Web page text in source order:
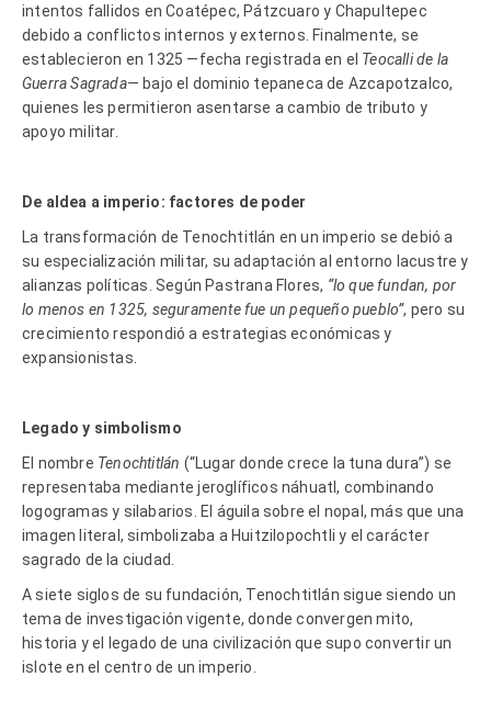
intentos fallidos en Coatépec, Pátzcuaro y Chapultepec
debido a conflictos internos y externos. Finalmente, se
establecieron en 1325 —fecha registrada en el Teocalli de la
Guerra Sagrada— bajo el dominio tepaneca de Azcapotzalco,
quienes les permitieron asentarse a cambio de tributo y
apoyo militar.
De aldea a imperio: factores de poder
La transformación de Tenochtitlán en un imperio se debió a
su especialización militar, su adaptación al entorno lacustre y
alianzas políticas. Según Pastrana Flores, “lo que fundan, por
lo menos en 1325, seguramente fue un pequeño pueblo”, pero su
crecimiento respondió a estrategias económicas y
expansionistas.
Legado y simbolismo
El nombre Tenochtitlán (“Lugar donde crece la tuna dura”) se
representaba mediante jeroglíficos náhuatl, combinando
logogramas y silabarios. El águila sobre el nopal, más que una
imagen literal, simbolizaba a Huitzilopochtli y el carácter
sagrado de la ciudad.
A siete siglos de su fundación, Tenochtitlán sigue siendo un
tema de investigación vigente, donde convergen mito,
historia y el legado de una civilización que supo convertir un
islote en el centro de un imperio.